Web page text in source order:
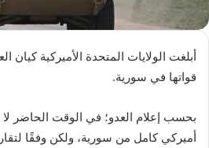
أبلغت الولايات المتحدة الأميركية كيان
قواتها في سورية.
بحسب إعلام العدو؛ في الوقت الحاضر
أميركي كامل من سورية، ولكن وفقًا